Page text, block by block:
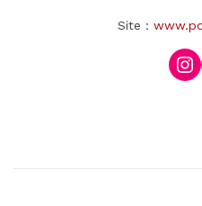
Site :